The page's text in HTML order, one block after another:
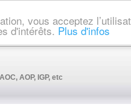
vous acceptez
d'intérêts. Plus d'infos
AOP, IGP, etc